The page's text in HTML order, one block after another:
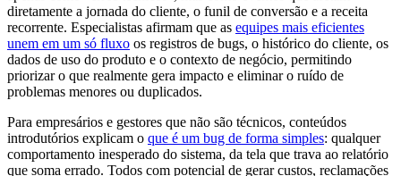
diretamente a jornada do cliente, o funil de conversão e a receita
recorrente. Especialistas afirmam que as equipes mais eficientes
unem em um só fluxo os registros de bugs, o histórico do cliente, os
dados de uso do produto e o contexto de negócio, permitindo
priorizar o que realmente gera impacto e eliminar o ruído de
problemas menores ou duplicados.
Para empresários e gestores que não são técnicos, conteúdos
introdutórios explicam o que é um bug de forma simples: qualquer
comportamento inesperado do sistema, da tela que trava ao relatório
que soma errado. Todos com potencial de gerar custos, reclamações